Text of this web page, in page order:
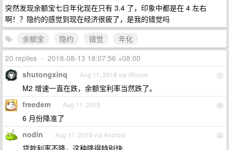
突然发现余额宝七日年化现在只有 3.4 了，印象中都是在 4 左右
啊！？隐约的感觉到现在经济很疲了，是我的错觉吗
余额宝
隐约 错觉
年化
20 replies • 2018-08-13 18:07:56 +08:00
1
shutongxinq Aug 11, 2018 via iPhone
M2 增速一直在跌，余额宝利率当然跌了。
2
freedem Aug 11, 2018
6 月份降准了
3
nodin Aug 11, 2018 via Android
贷款利率不降，这种降得特别快